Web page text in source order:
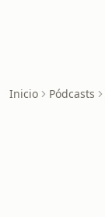
Inicio Pódcasts